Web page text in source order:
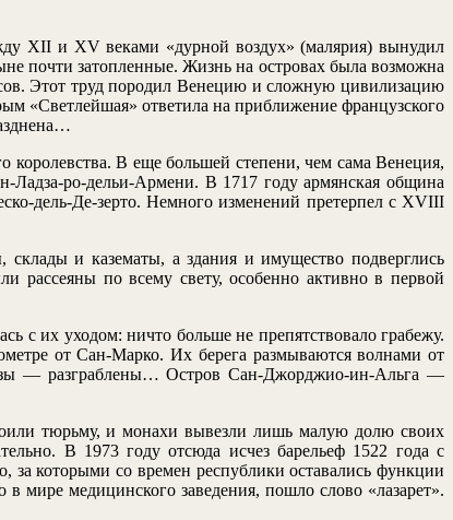
XII и XV веками «дурной воздух» (малярия) вынудил
почти затопленные. Жизнь на островах была возможна
Этот труд породил Венецию и сложную цивилизацию
«Светлейшая» ответила на приближение французского
королевства. В еще большей степени, чем сама Венеция,
Ладза-ро-дельи-Армени. В 1717 году армянская община
дель-Де-зерто. Немного изменений претерпел с XVIII
и казематы, а здания и имущество подверглись
рассеяны по всему свету, особенно активно в первой
с их уходом: ничто больше не препятствовало грабежу.
от Сан-Марко. Их берега размываются волнами от
— разграблены… Остров Сан-Джорджио-ин-Альга —
тюрьму, и монахи вывезли лишь малую долю своих
В 1973 году отсюда исчез барельеф 1522 года с
за которыми со времен республики оставались функции
мире медицинского заведения, пошло слово «лазарет».